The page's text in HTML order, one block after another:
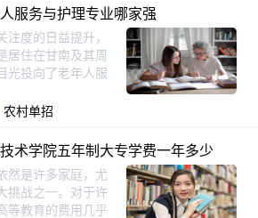
服务与护理专业哪家强
注度的日益提升，
居住在甘南及其周
光投向了老年人服
农村单招
术学院五年制大专学费一年多少
然是许多家庭，尤
挑战之一。对于许
等教育的费用几乎